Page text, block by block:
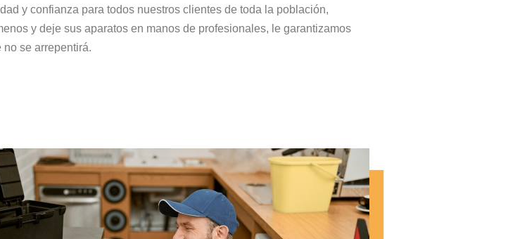
y confianza para todos nuestros clientes de toda la población,
y deje sus aparatos en manos de profesionales, le garantizamos
no se arrepentirá.